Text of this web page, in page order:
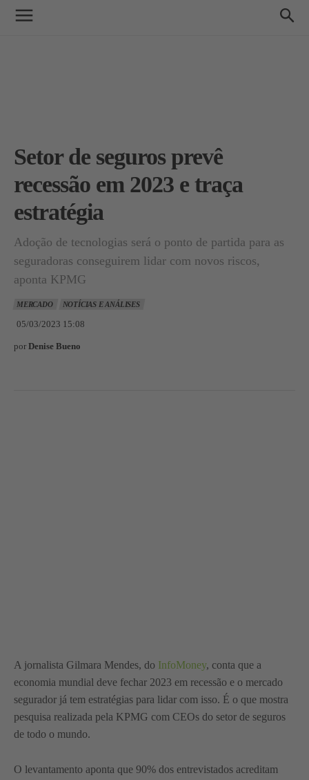
Setor de seguros prevê
recessão em 2023 e traça
estratégia
Adoção de tecnologias será o ponto de partida para as
seguradoras conseguirem lidar com novos riscos,
aponta KPMG
MERCADO NOTÍCIAS E ANÁLISES
05/03/2023 15:08
por Denise Bueno
A jornalista Gilmara Mendes, do InfoMoney, conta que a
economia mundial deve fechar 2023 em recessão e o mercado
segurador já tem estratégias para lidar com isso. É o que mostra
pesquisa realizada pela KPMG com CEOs do setor de seguros
de todo o mundo.
O levantamento aponta que 90% dos entrevistados acreditam